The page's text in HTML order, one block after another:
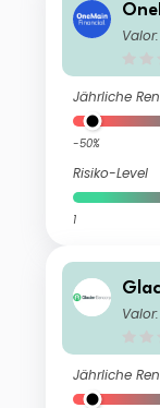
Jährliche
-50%
Risiko-Level
1
Jährliche